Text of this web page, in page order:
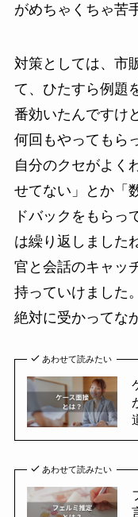
がめちゃくちゃ苦
対策としては、市
て、ひたすら例題
番効いたんですけ
何回もやってもら
自分のクセがよく
せてない」とか「
ドバックをもらっ
は繰り返しました
官と会話のキャッ
持っていけました
絶対に受かってな
あわせて読みたい
あわせて読みたい